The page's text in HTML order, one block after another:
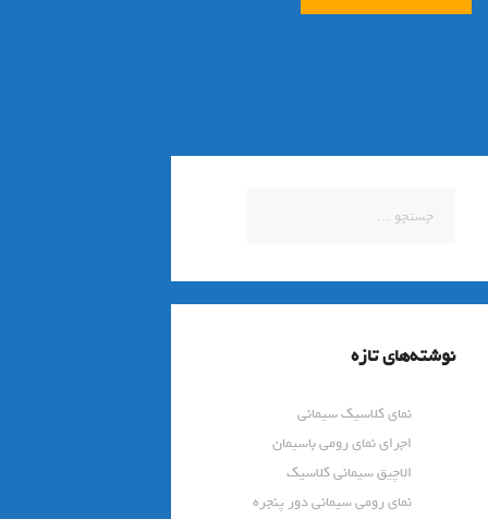
برای:
نوشته‌های تازه
نمای کلاسیک سیمانی
اجرای نمای رومی باسیمان
الاچیق سیمانی کلاسیک
نمای رومی سیمانی دور پنجره